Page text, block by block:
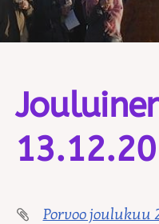
Porvoo joulukuu